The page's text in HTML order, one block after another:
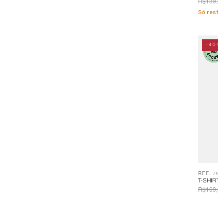
Só
T-
REF.
-